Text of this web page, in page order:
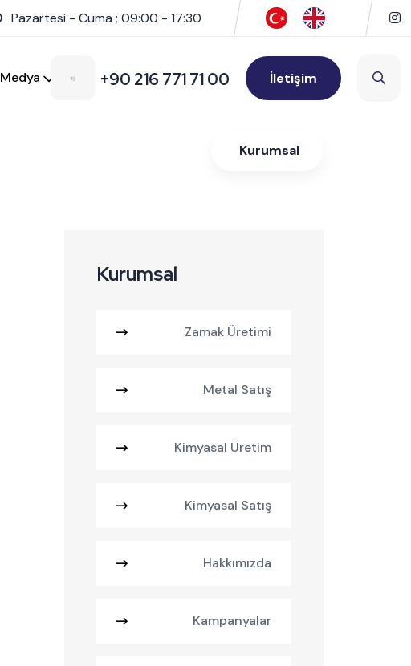
Pazartesi - Cuma ; 09:00 - 17:30
Medya +90 216 771 71 00 İletişim
Kurumsal
Kurumsal
Zamak Üretimi
Metal Satış
Kimyasal Üretim
Kimyasal Satış
Hakkımızda
Kampanyalar